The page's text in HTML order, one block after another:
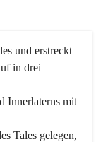
und erstreckt
in drei
Innerlaterns mit
Tales gelegen,